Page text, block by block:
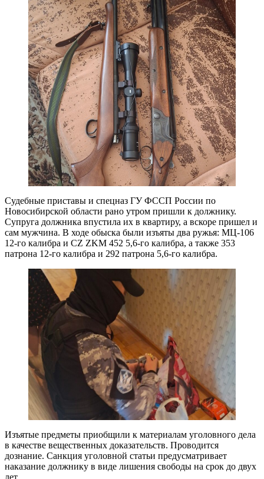
Судебные приставы и спецназ ГУ ФССП России по
Новосибирской области рано утром пришли к должнику.
Супруга должника впустила их в квартиру, а вскоре пришел и
сам мужчина. В ходе обыска были изъяты два ружья: МЦ-106
12-го калибра и CZ ZKM 452 5,6-го калибра, а также 353
патрона 12-го калибра и 292 патрона 5,6-го калибра.
Изъятые предметы приобщили к материалам уголовного дела
в качестве вещественных доказательств. Проводится
дознание. Санкция уголовной статьи предусматривает
наказание должнику в виде лишения свободы на срок до двух